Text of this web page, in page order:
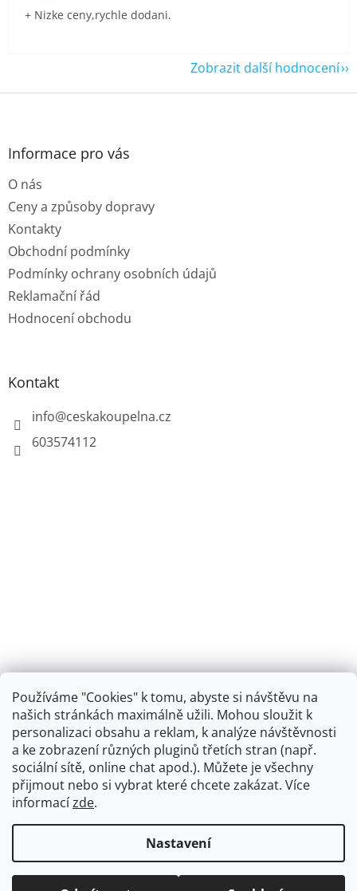
Používáme "Cookies" k tomu, abyste si návštěvu na
našich stránkách maximálně užili. Mohou sloužit k
personalizaci obsahu a reklam, k analýze návštěvnosti
a ke zobrazení různých pluginů třetích stran (např.
sociální sítě, online chat apod.). Můžete je všechny
přijmout nebo si vybrat které chcete zakázat. Více
informacízde.
Nastavení
+ Nizke ceny,rychle dodani.
Zobrazit další hodnocení
Z
Informace pro vás
O nás
Ceny a způsoby dopravy
Kontakty
Obchodní podmínky
Podmínky ochrany osobních údajů
Reklamační řád
Hodnocení obchodu
Kontakt
info@ceskakoupelna.cz
603574112
Retro koupelna
Vytvořil Shoptet + plnenieshopu.cz
Copyright 2026Dřezová-baterie.cz. Všechna práva